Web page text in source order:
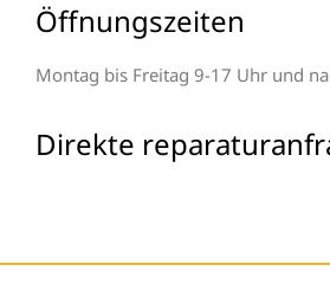
Öffnungszeiten
Montag bis Freitag 9-17 Uhr und
Direkte